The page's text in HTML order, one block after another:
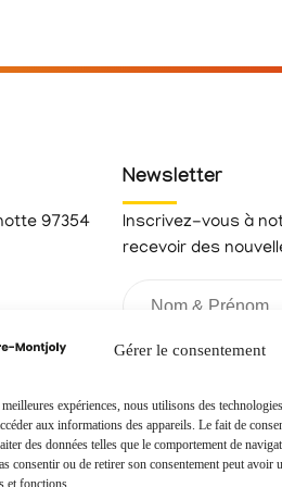
Gérer le consentement
expériences, nous utilisons des
aux informations des appareils. Le fait de
des données telles que le comportement de
consentir ou de retirer son consentement peut avoir
et fonctions.
97354
Newsletter
Inscrivez-vous à
recevoir des